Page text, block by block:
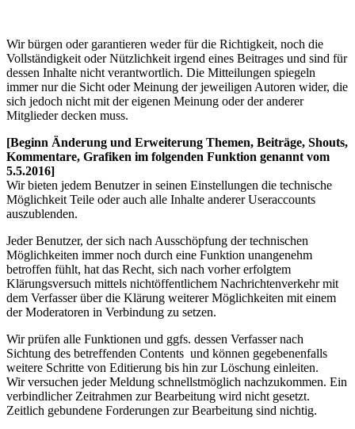
Wir bürgen oder garantieren weder für die Richtigkeit, noch die
Vollständigkeit oder Nützlichkeit irgend eines Beitrages und sind für
dessen Inhalte nicht verantwortlich. Die Mitteilungen spiegeln
immer nur die Sicht oder Meinung der jeweiligen Autoren wider, die
sich jedoch nicht mit der eigenen Meinung oder der anderer
Mitglieder decken muss.
[Beginn Änderung und Erweiterung Themen, Beiträge, Shouts,
Kommentare, Grafiken im folgenden Funktion genannt vom
5.5.2016]
Wir bieten jedem Benutzer in seinen Einstellungen die technische
Möglichkeit Teile oder auch alle Inhalte anderer Useraccounts
auszublenden.
Jeder Benutzer, der sich nach Ausschöpfung der technischen
Möglichkeiten immer noch durch eine Funktion unangenehm
betroffen fühlt, hat das Recht, sich nach vorher erfolgtem
Klärungsversuch mittels nichtöffentlichem Nachrichtenverkehr mit
dem Verfasser über die Klärung weiterer Möglichkeiten mit einem
der Moderatoren in Verbindung zu setzen.
Wir prüfen alle Funktionen und ggfs. dessen Verfasser nach
Sichtung des betreffenden Contents und können gegebenenfalls
weitere Schritte von Editierung bis hin zur Löschung einleiten.
Wir versuchen jeder Meldung schnellstmöglich nachzukommen. Ein
verbindlicher Zeitrahmen zur Bearbeitung wird nicht gesetzt.
Zeitlich gebundene Forderungen zur Bearbeitung sind nichtig.